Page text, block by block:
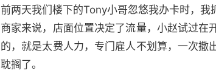
前两天我们楼下的Tony小哥忽悠我办卡时，
商家来说，店面位置决定了流量，小赵试过
的，就是太费人力，专门雇人不划算，一次
耽搁了。